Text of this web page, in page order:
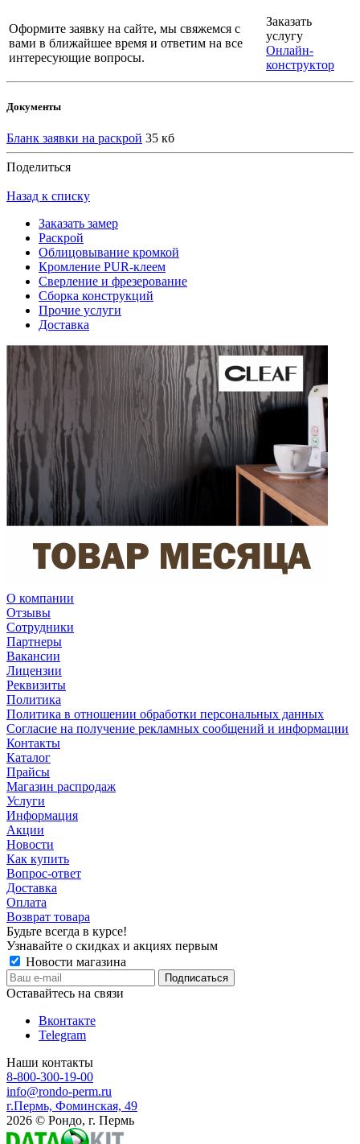
Оформите заявку на сайте, мы свяжемся с
вами в ближайшее время и ответим на все
интересующие вопросы.
Заказать
услугу
Онлайн-
конструктор
Документы
Бланк заявки на раскрой 35 кб
Поделиться
Назад к списку
Заказать замер
Раскрой
Облицовывание кромкой
Кромление PUR-клеем
Сверление и фрезерование
Сборка конструкций
Прочие услуги
Доставка
О компании
Отзывы
Сотрудники
Партнеры
Вакансии
Лицензии
Реквизиты
Политика
Политика в отношении обработки персональных данных
Согласие на получение рекламных сообщений и информации
Контакты
Каталог
Прайсы
Магазин распродаж
Услуги
Информация
Акции
Новости
Как купить
Вопрос-ответ
Доставка
Оплата
Возврат товара
Будьте всегда в курсе!
Узнавайте о скидках и акциях первым
Новости магазина
Оставайтесь на связи
Вконтакте
Telegram
Наши контакты
8-800-300-19-00
info@rondo-perm.ru
г.Пермь, Фоминская, 49
2026 © Рондо, г. Пермь